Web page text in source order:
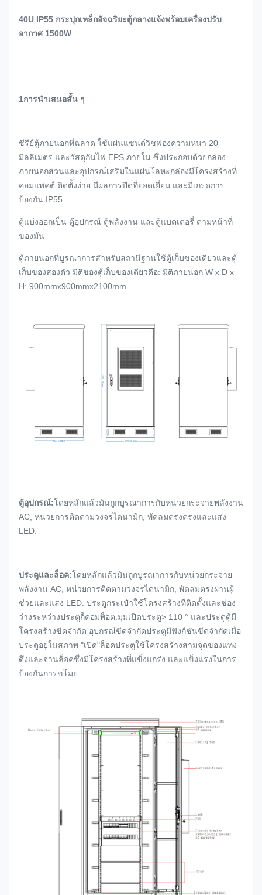
40U IP55 กระปุกเหล็กอัจฉริยะตู้กลางแจ้งพร้อมเครื่องปรับ
อากาศ 1500W
1การนําเสนอสั้น ๆ
ซีรีย์ตู้ภายนอกที่ฉลาด ใช้แผ่นแซนด์วิชฟองความหนา 20
มิลลิเมตร และวัสดุกันไฟ EPS ภายใน ซึ่งประกอบด้วยกล่อง
ภายนอกส่วนและอุปกรณ์เสริมในแผ่นโลหะกล่องมีโครงสร้างที่
คอมแพคต์ ติดตั้งง่าย มีผลการปิดที่ยอดเยี่ยม และมีเกรดการ
ป้องกัน IP55
ตู้แบ่งออกเป็น ตู้อุปกรณ์ ตู้พลังงาน และตู้แบตเตอรี่ ตามหน้าที่
ของมัน
ตู้ภายนอกที่บูรณาการสําหรับสถานีฐานใช้ตู้เก็บของเดียวและตู้
เก็บของสองตัว มิติของตู้เก็บของเดียวคือ: มิติภายนอก W x D x
H: 900mmx900mmx2100mm
ตู้อุปกรณ์:โดยหลักแล้วมันถูกบูรณาการกับหน่วยกระจายพลังงาน
AC, หน่วยการติดตามวงจรไดนามิก, พัดลมตรงตรงและแสง
LED.
ประตูและล็อค:โดยหลักแล้วมันถูกบูรณาการกับหน่วยกระจาย
พลังงาน AC, หน่วยการติดตามวงจรไดนามิก, พัดลมตรงผ่านผู้
ช่วยและแสง LED. ประตูกระเป๋าใช้โครงสร้างที่ติดตั้งและช่อง
ว่างระหว่างประตูก็คอมพ็อต.มุมเปิดประตู> 110 ° และประตูตู้มี
โครงสร้างขีดจํากัด อุปกรณ์ขีดจํากัดประตูมีฟังก์ชันขีดจํากัดเมื่อ
ประตูอยู่ในสภาพ "เปิด"ล็อคประตูใช้โครงสร้างสามจุดของแท่ง
ดึงและจานล็อคซึ่งมีโครงสร้างที่แข็งแกร่ง และแข็งแรงในการ
ป้องกันการขโมย